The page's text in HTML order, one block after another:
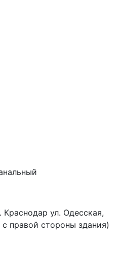
ул. Одесская,
правой стороны здания)